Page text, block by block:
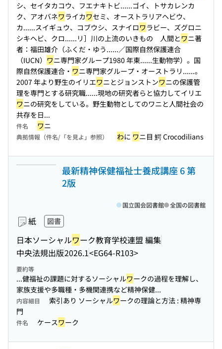
シ、セイタカコウ、フエナキトビ......ゴイ、トサカレンカ
ク、アオバネワ ライカワセミ、オーストラリアヘビウ、
カ......スイギュウ、コブウシ、スナイロワ ラビー、ズグロニ
シキヘビ、クロ......リ］川の上流のいきもの 人間とワニ著
者：福田雄介（ふくだ・ゆう......／国際自然保護連合
（IUCN） ワニ専門家グループ1980 年東......生動物学）。国
際自然保護連合・ ワニ専門家グループ・オーストラリ......。
2007 年より野生のイリエワニとジョンストンワニの保護管
理を専門とする研究職......現地の研究者らと協力してイリエ
ワニの研究をしている。野生動物としてのワニと人間社会の
共存を日...
件名 ワニ
典拠情報（件名/「を見よ」参照） わに ワニ目 鰐 Crocodilians
最新精神保健福祉士養成講座 6 第
2版
紙 図書
日本ソーシャルワーク教育学校連盟 編集
中央法規出版2026.1<EG64-R103>
国立国会図書館 全国の図書館
要約等
...健福祉の課題に対するソーシャルワークの過程を理解し、
家族支援や多職種・多機関連携など精神保健...
内容細目 索引あり ソーシャルワークの理論と方法 : 精神専
門
件名 ケースワーク